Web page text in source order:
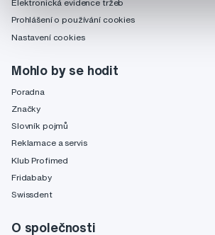
Elektronická evidence tržeb
Prohlášení o používání cookies
Nastavení cookies
Mohlo by se hodit
Poradna
Značky
Slovník pojmů
Reklamace a servis
Klub Profimed
Fridababy
Swissdent
O společnosti